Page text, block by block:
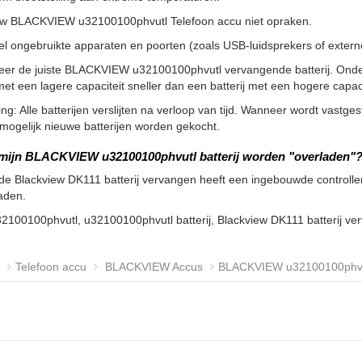
BLACKVIEW u32100100phvutl Telefoon accu niet opraken.
ongebruikte apparaten en poorten (zoals USB-luidsprekers of
de juiste BLACKVIEW u32100100phvutl vervangende batterij.
een lagere capaciteit sneller dan een batterij met een hogere
Alle batterijen verslijten na verloop van tijd. Wanneer wordt
nieuwe batterijen worden gekocht.
BLACKVIEW u32100100phvutl batterij worden "overladen"?
Blackview DK111 batterij vervangen heeft een ingebouwde
u32100100phvutl batterij, Blackview DK111 batterij
Telefoon accu BLACKVIEW Accus BLACKVIEW